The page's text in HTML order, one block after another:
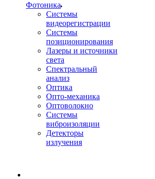
Фотоника
Cистемы
видеорегистрации
Системы
позиционирования
Лазеры и источники
света
Спектральный
анализ
Оптика
Опто-механика
Оптоволокно
Системы
виброизоляции
Детекторы
излучения